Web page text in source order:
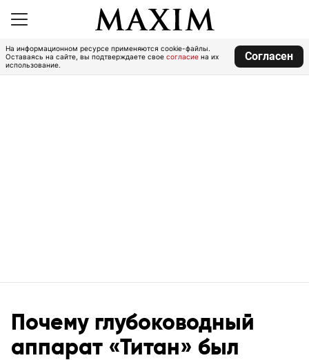
На информационном ресурсе применяются cookie-файлы.
Оставаясь на сайте, вы подтверждаете свое согласие на их
использование.
Согласен
Почему глубоководный
аппарат «Титан» был